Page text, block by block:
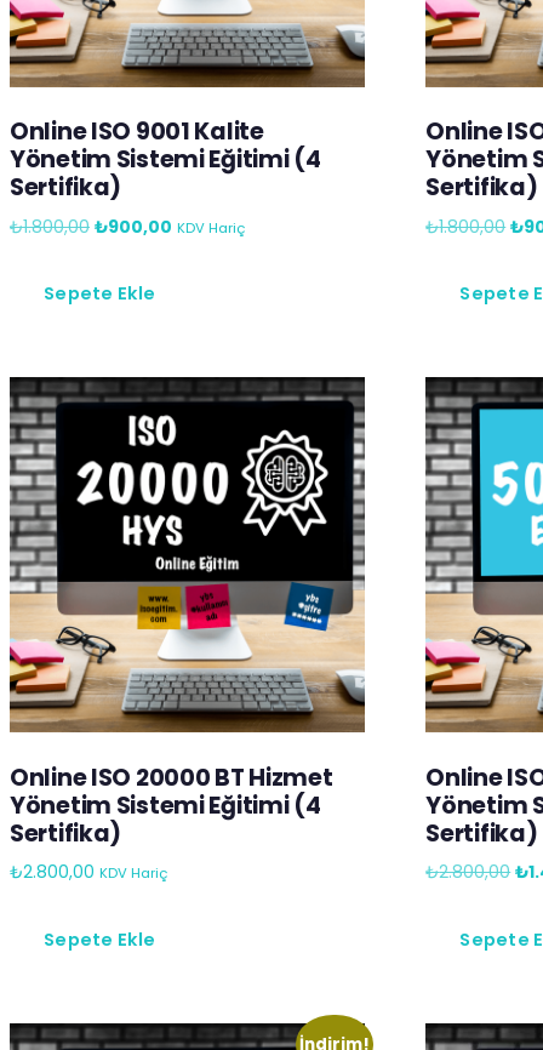
Online ISO 9001 Kalite
Yönetim Sistemi Eğitimi (4
Sertifika)
₺1.800,00 ₺900,00 KDV Hariç
Sepete Ekle
Online
Yönetim
Sertifika)
₺1.800,00 ₺
Sepete
Online ISO 20000 BT Hizmet
Yönetim Sistemi Eğitimi (4
Sertifika)
₺2.800,00 KDV Hariç
Sepete Ekle
Online
Yönetim
Sertifika)
₺2.800,00 ₺
Sepete
İndirim!